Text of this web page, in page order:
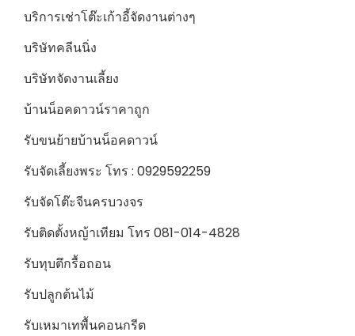
บริการเช่าโต๊ะเก้าอี้จัดงานต่างๆ
บริษัทคลีนนิ่ง
บริษัทจัดงานเลี้ยง
บ้านน็อคดาวน์ราคาถูก
รับขนย้ายบ้านน็อคดาวน์
รับจัดเลี้ยงพระ โทร : 0929592259
รับจัดโต๊ะจีนครบวงจร
รับติดตั้งหญ้าเทียม โทร 081-014-4828
รับทุบตึกรื้อถอน
รับปลูกต้นไม้
รับเหมาเทพื้นคอนกรีต